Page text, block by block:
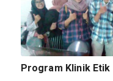
Program Klinik Etik